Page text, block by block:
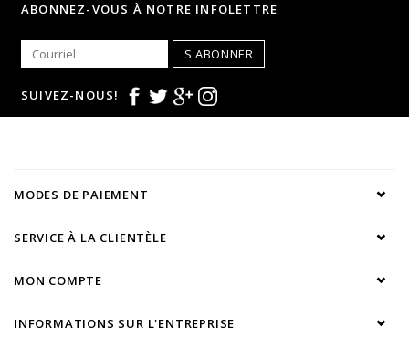
ABONNEZ-VOUS À NOTRE INFOLETTRE
S'ABONNER
SUIVEZ-NOUS!
MODES DE PAIEMENT
SERVICE À LA CLIENTÈLE
MON COMPTE
INFORMATIONS SUR L'ENTREPRISE